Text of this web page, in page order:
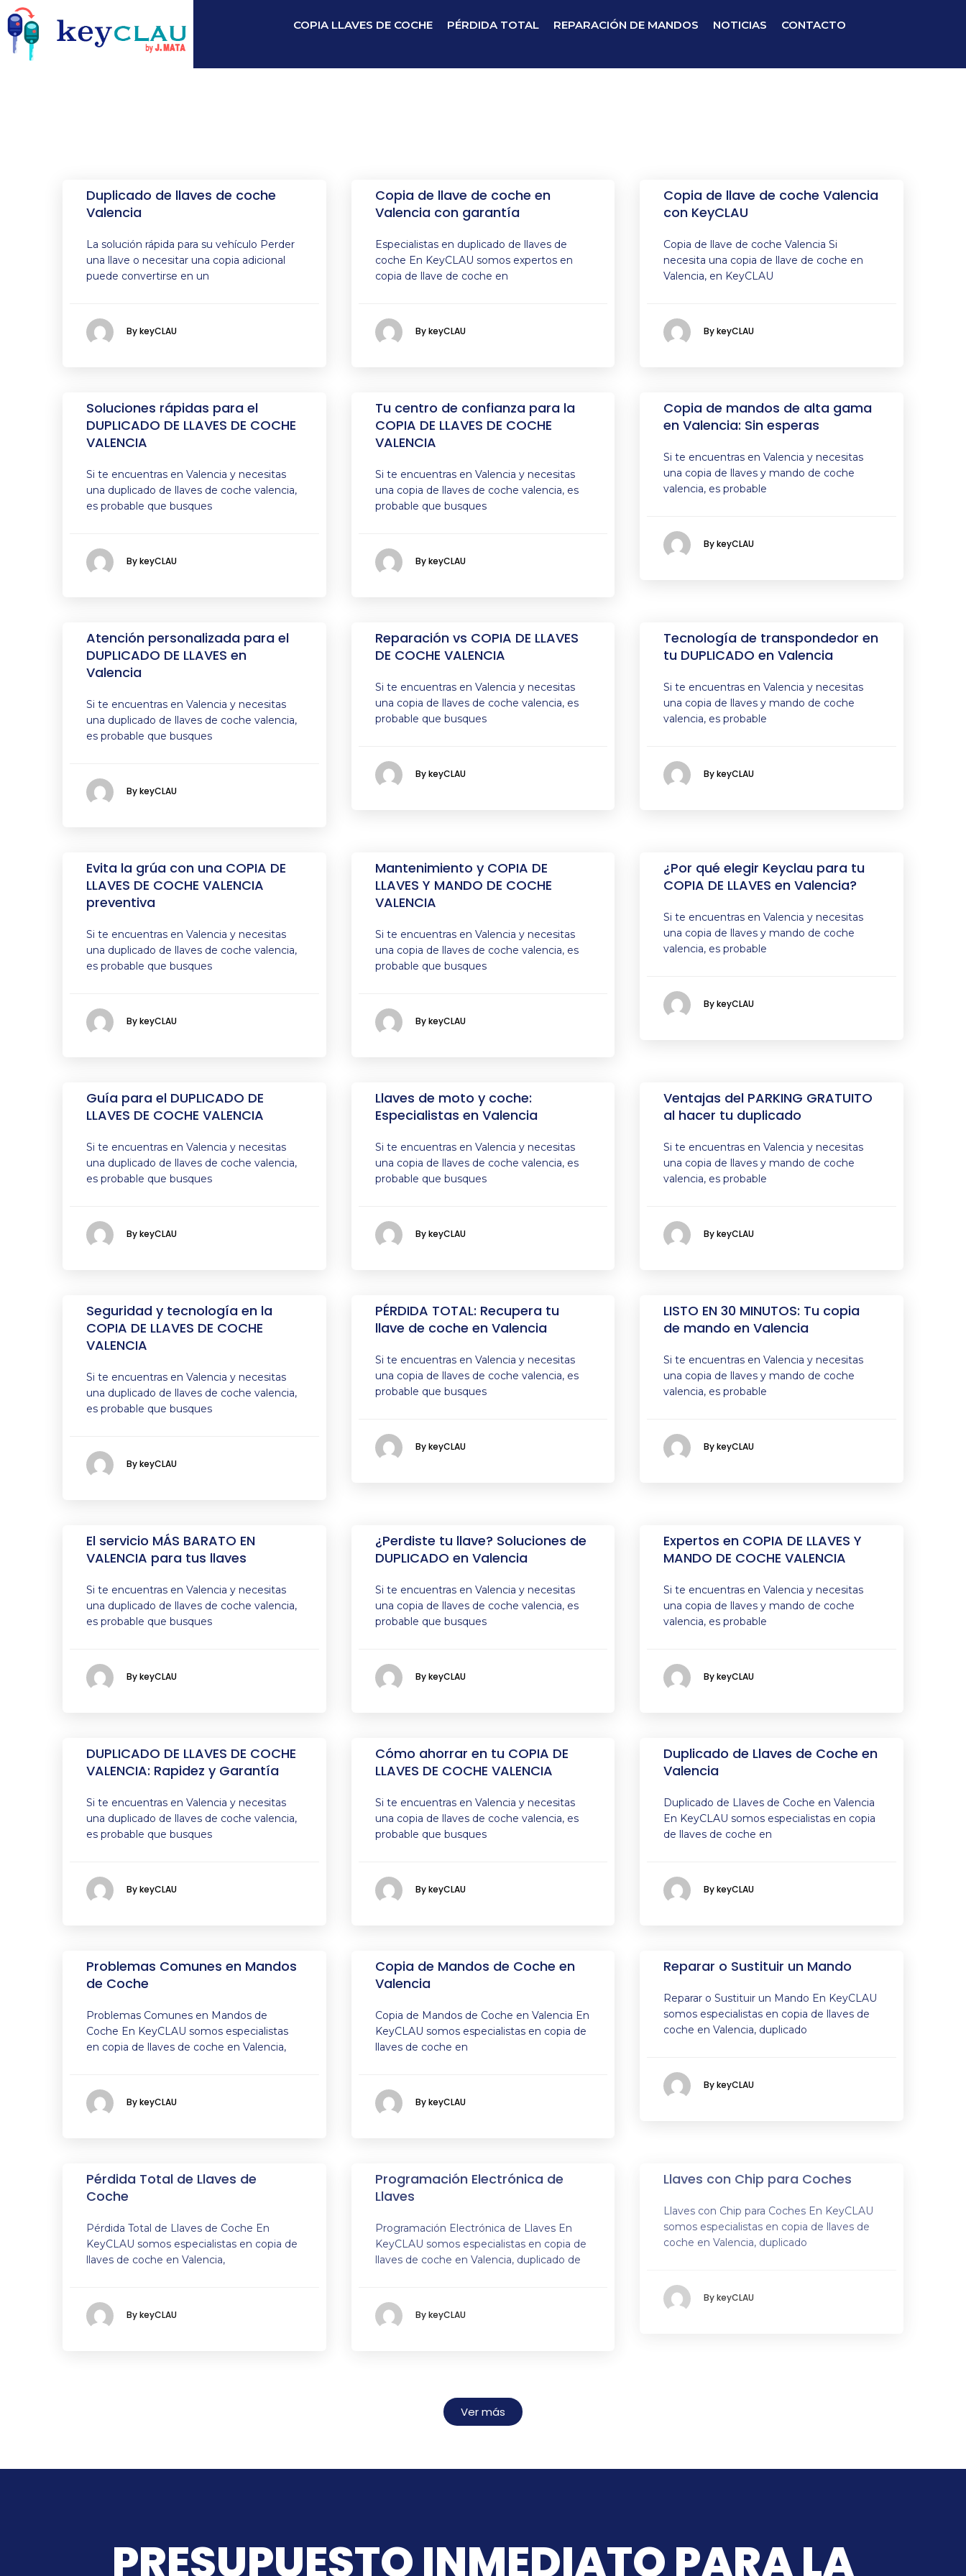
COPIA LLAVES DE COCHE PÉRDIDA TOTAL REPARACIÓN DE MANDOS NOTICIAS CONTACTO
Duplicado de llaves de coche
Valencia
La solución rápida para su vehículo Perder
una llave o necesitar una copia adicional
puede convertirse en un
By keyCLAU
Copia de llave de coche en
Valencia con garantía
Especialistas en duplicado de llaves de
coche En KeyCLAU somos expertos en
copia de llave de coche en
By keyCLAU
Copia de llave de coche Valencia
con KeyCLAU
Copia de llave de coche Valencia Si
necesita una copia de llave de coche en
Valencia, en KeyCLAU
By keyCLAU
Soluciones rápidas para el
DUPLICADO DE LLAVES DE COCHE
VALENCIA
Si te encuentras en Valencia y necesitas
una duplicado de llaves de coche valencia,
es probable que busques
By keyCLAU
Tu centro de confianza para la
COPIA DE LLAVES DE COCHE
VALENCIA
Si te encuentras en Valencia y necesitas
una copia de llaves de coche valencia, es
probable que busques
By keyCLAU
Copia de mandos de alta gama
en Valencia: Sin esperas
Si te encuentras en Valencia y necesitas
una copia de llaves y mando de coche
valencia, es probable
By keyCLAU
Atención personalizada para el
DUPLICADO DE LLAVES en
Valencia
Si te encuentras en Valencia y necesitas
una duplicado de llaves de coche valencia,
es probable que busques
By keyCLAU
Reparación vs COPIA DE LLAVES
DE COCHE VALENCIA
Si te encuentras en Valencia y necesitas
una copia de llaves de coche valencia, es
probable que busques
By keyCLAU
Tecnología de transpondedor en
tu DUPLICADO en Valencia
Si te encuentras en Valencia y necesitas
una copia de llaves y mando de coche
valencia, es probable
By keyCLAU
Evita la grúa con una COPIA DE
LLAVES DE COCHE VALENCIA
preventiva
Si te encuentras en Valencia y necesitas
una duplicado de llaves de coche valencia,
es probable que busques
By keyCLAU
Mantenimiento y COPIA DE
LLAVES Y MANDO DE COCHE
VALENCIA
Si te encuentras en Valencia y necesitas
una copia de llaves de coche valencia, es
probable que busques
By keyCLAU
¿Por qué elegir Keyclau para tu
COPIA DE LLAVES en Valencia?
Si te encuentras en Valencia y necesitas
una copia de llaves y mando de coche
valencia, es probable
By keyCLAU
Guía para el DUPLICADO DE
LLAVES DE COCHE VALENCIA
Si te encuentras en Valencia y necesitas
una duplicado de llaves de coche valencia,
es probable que busques
By keyCLAU
Llaves de moto y coche:
Especialistas en Valencia
Si te encuentras en Valencia y necesitas
una copia de llaves de coche valencia, es
probable que busques
By keyCLAU
Ventajas del PARKING GRATUITO
al hacer tu duplicado
Si te encuentras en Valencia y necesitas
una copia de llaves y mando de coche
valencia, es probable
By keyCLAU
Seguridad y tecnología en la
COPIA DE LLAVES DE COCHE
VALENCIA
Si te encuentras en Valencia y necesitas
una duplicado de llaves de coche valencia,
es probable que busques
By keyCLAU
PÉRDIDA TOTAL: Recupera tu
llave de coche en Valencia
Si te encuentras en Valencia y necesitas
una copia de llaves de coche valencia, es
probable que busques
By keyCLAU
LISTO EN 30 MINUTOS: Tu copia
de mando en Valencia
Si te encuentras en Valencia y necesitas
una copia de llaves y mando de coche
valencia, es probable
By keyCLAU
El servicio MÁS BARATO EN
VALENCIA para tus llaves
Si te encuentras en Valencia y necesitas
una duplicado de llaves de coche valencia,
es probable que busques
By keyCLAU
¿Perdiste tu llave? Soluciones de
DUPLICADO en Valencia
Si te encuentras en Valencia y necesitas
una copia de llaves de coche valencia, es
probable que busques
By keyCLAU
Expertos en COPIA DE LLAVES Y
MANDO DE COCHE VALENCIA
Si te encuentras en Valencia y necesitas
una copia de llaves y mando de coche
valencia, es probable
By keyCLAU
DUPLICADO DE LLAVES DE COCHE
VALENCIA: Rapidez y Garantía
Si te encuentras en Valencia y necesitas
una duplicado de llaves de coche valencia,
es probable que busques
By keyCLAU
Cómo ahorrar en tu COPIA DE
LLAVES DE COCHE VALENCIA
Si te encuentras en Valencia y necesitas
una copia de llaves de coche valencia, es
probable que busques
By keyCLAU
Duplicado de Llaves de Coche en
Valencia
Duplicado de Llaves de Coche en Valencia
En KeyCLAU somos especialistas en copia
de llaves de coche en
By keyCLAU
Problemas Comunes en Mandos
de Coche
Problemas Comunes en Mandos de
Coche En KeyCLAU somos especialistas
en copia de llaves de coche en Valencia,
By keyCLAU
Copia de Mandos de Coche en
Valencia
Copia de Mandos de Coche en Valencia En
KeyCLAU somos especialistas en copia de
llaves de coche en
By keyCLAU
Reparar o Sustituir un Mando
Reparar o Sustituir un Mando En KeyCLAU
somos especialistas en copia de llaves de
coche en Valencia, duplicado
By keyCLAU
Pérdida Total de Llaves de
Coche
Pérdida Total de Llaves de Coche En
KeyCLAU somos especialistas en copia de
llaves de coche en Valencia,
By keyCLAU
Programación Electrónica de
Llaves
Programación Electrónica de Llaves En
KeyCLAU somos especialistas en copia de
llaves de coche en Valencia, duplicado de
By keyCLAU
Llaves con Chip para Coches
Llaves con Chip para Coches En KeyCLAU
somos especialistas en copia de llaves de
coche en Valencia, duplicado
By keyCLAU
Ver más
PRESUPUESTO INMEDIATO PARA LA